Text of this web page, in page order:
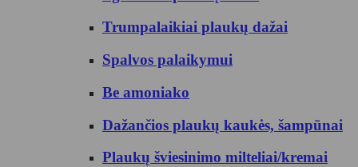
Trumpalaikiai plaukų dažai
Spalvos palaikymui
Be amoniako
Dažančios plaukų kaukės, šampūnai
Plaukų šviesinimo milteliai/kremai